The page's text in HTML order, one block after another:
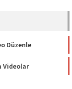
Düzenle
Videolar